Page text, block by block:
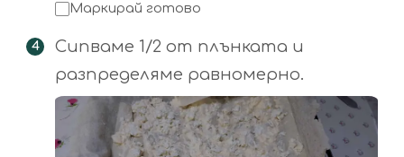
Маркирай готово
Сипваме 1/2 от плънката и
разпределяме равномерно.